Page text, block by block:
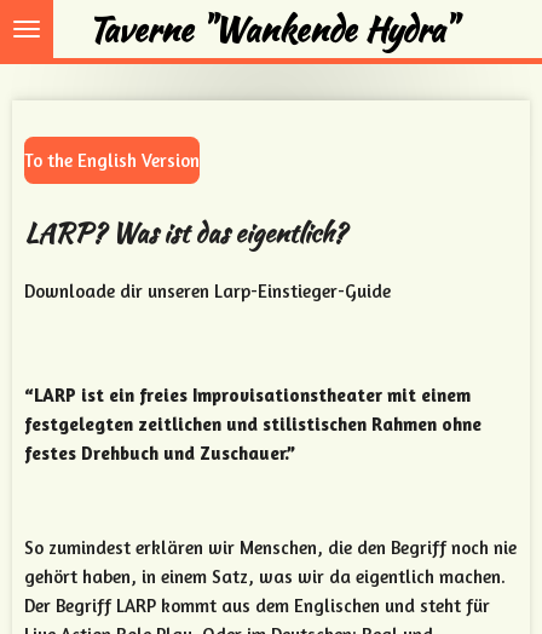
Zum
Hauptinhalt
Taverne "Wankende Hydra"
To the English Version
LARP? Was ist das eigentlich?
Downloade dir unseren Larp-Einstieger-Guide
“LARP ist ein freies Improvisationstheater mit einem
festgelegten zeitlichen und stilistischen Rahmen ohne
festes Drehbuch und Zuschauer.”
So zumindest erklären wir Menschen, die den Begriff noch nie
gehört haben, in einem Satz, was wir da eigentlich machen.
Der Begriff LARP kommt aus dem Englischen und steht für